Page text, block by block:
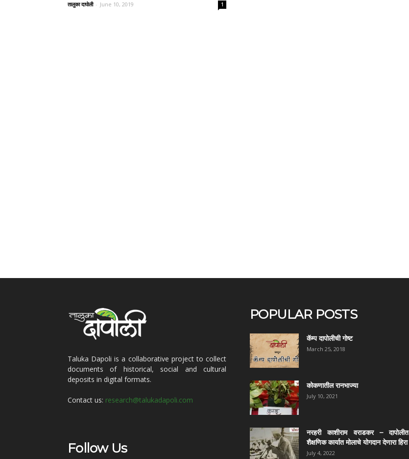
तालुका दापोली - June 10, 2019 1
Taluka Dapoli is a collaborative project to collect
documents of historical, social and cultural
deposits in digital formats.
Contact us: research@talukadapoli.com
Follow Us
POPULAR POSTS
कॅम्प दापोलीची गोष्ट
March 25, 2018
कोकणातील रानभाज्या
July 10, 2021
नरहरी काशीराम वराडकर – दापोलीत
शैक्षणिक कार्यात मोलाचे योगदान देणारा हिरा
July 4, 2022